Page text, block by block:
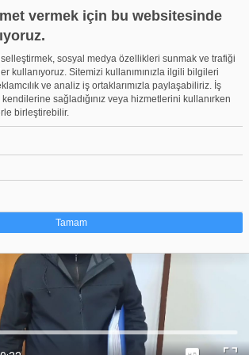
vermek için bu websitesinde
sosyal medya özellikleri sunmak ve trafiği
kullanıyoruz. Sitemizi kullanımınızla ilgili bilgileri
ve analiz iş ortaklarımızla paylaşabiliriz. İş
sağladığınız veya hizmetlerini kullanırken
birleştirebilir.
Tamam
kullanıcıların deneyimlerini daha verimli hale getirmek
metin dosyalarıdır. Yasalara göre, bu sitenin
gerekli olan çerezleri cihazınıza yerleştirebiliyoruz.
izin almamız gerekiyor. Bu site farklı çerez türleri
sayfalarımızda yer alan üçüncü şahıs hizmetleri
şu alanlar için geçerlidir: web.tv
Yüklendi:
50 milyonluk yolsuzluk iddiaları yargıya